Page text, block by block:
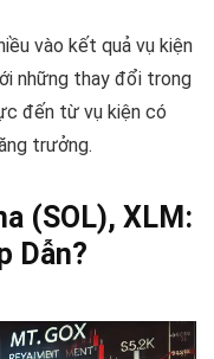
vào kết quả vụ kiện
những thay đổi trong
đến từ vụ kiện có
trưởng.
(SOL), XLM:
Dẫn?